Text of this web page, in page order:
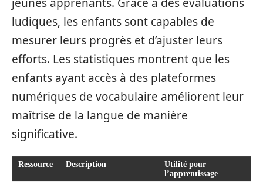
ludiques, les enfants sont capables de
mesurer leurs progrès et d’ajuster leurs
efforts. Les statistiques montrent que les
enfants ayant accès à des plateformes
numériques de vocabulaire améliorent leur
maîtrise de la langue de manière
significative.
Ressource Description
Utilité pour
l’apprentissage